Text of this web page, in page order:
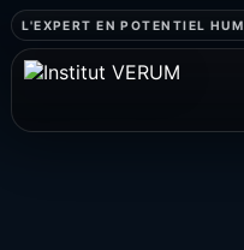
L'EXPERT EN POTENTIEL